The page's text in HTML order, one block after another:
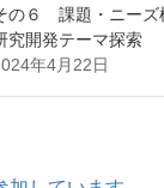
の６ 課題・ニーズ
究開発テーマ探索
年4月22日